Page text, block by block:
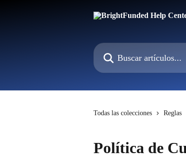
Buscar artículos...
Todas las colecciones Reglas
Política de